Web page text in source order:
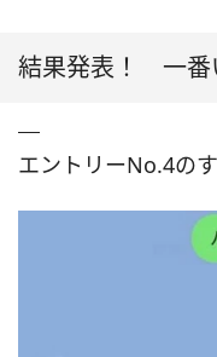
結果発表！ 一番
エントリーNo.4の